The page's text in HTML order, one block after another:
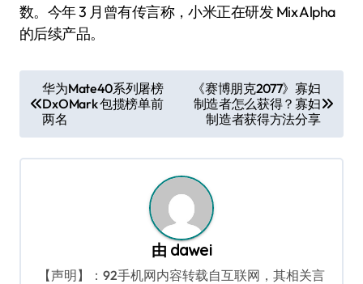
数。今年 3 月曾有传言称，小米正在研发 Mix Alpha
的后续产品。
章
导
航
华为Mate40系列屠榜
DxOMark 包揽榜单前
两名
《赛博朋克2077》寡妇
制造者怎么获得？寡妇
制造者获得方法分享
由 dawei
【声明】：92手机网内容转载自互联网，其相关言